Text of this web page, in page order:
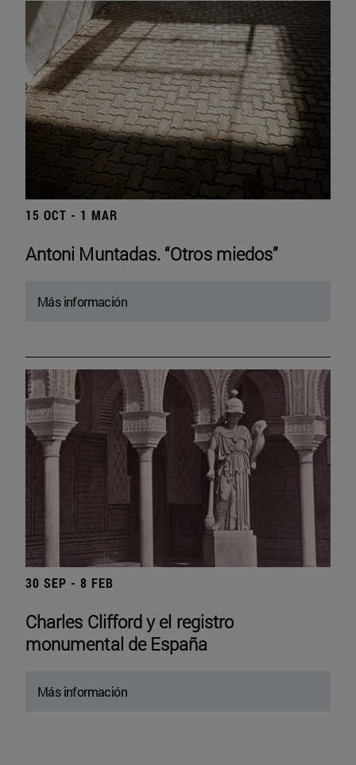
15 OCT - 1 MAR
Antoni Muntadas. “Otros miedos”
Más información
30 SEP - 8 FEB
Charles Clifford y el registro
monumental de España
Más información